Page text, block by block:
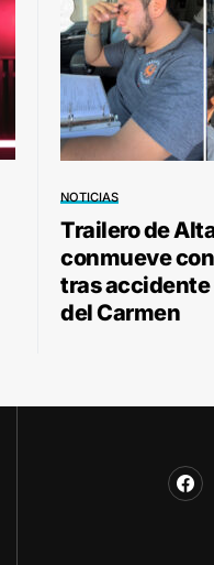
NOTICIAS
Trailero de
conmueve
tras accidente
del Carmen